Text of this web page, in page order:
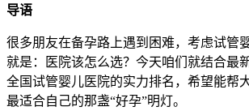
导语
很多朋友在备孕路上遇到困难，考虑试管
就是：医院该怎么选？今天咱们就结合最
全国试管婴儿医院的实力排名，希望能帮
最适合自己的那盏“好孕”明灯。